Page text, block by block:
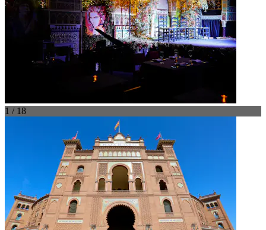
1 / 18